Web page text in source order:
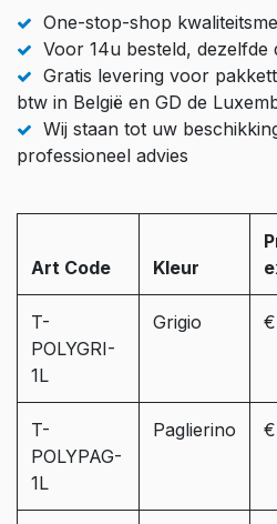
One-stop-shop
Voor 14u besteld, dezelfde
Gratis levering voor
btw in België en GD de
Wij staan tot uw
professioneel advies
Art Code Kleur
T-
POLYGRI-
1L
Grigio
T-
POLYPAG-
1L
Paglierino